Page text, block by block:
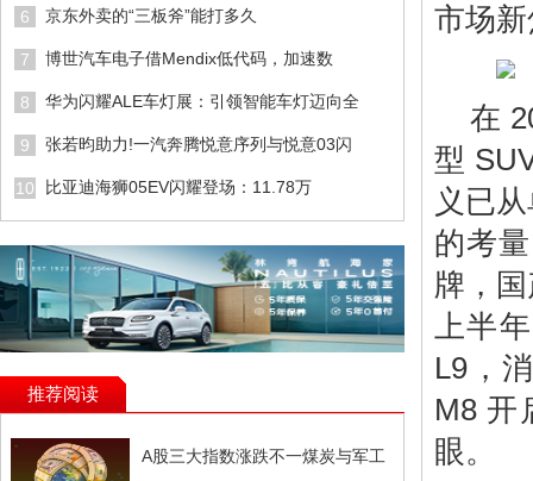
市场
在
型
义已
的考
牌，
上半
L9，
M8 开
眼。
6 京东外卖的“三板斧”能打多久
7 博世汽车电子借Mendix低代码，加速数
8 华为闪耀ALE车灯展：引领智能车灯迈向全
9 张若昀助力!一汽奔腾悦意序列与悦意03闪
10 比亚迪海狮05EV闪耀登场：11.78万
推荐阅读
A股三大指数涨跌不一煤炭与军工